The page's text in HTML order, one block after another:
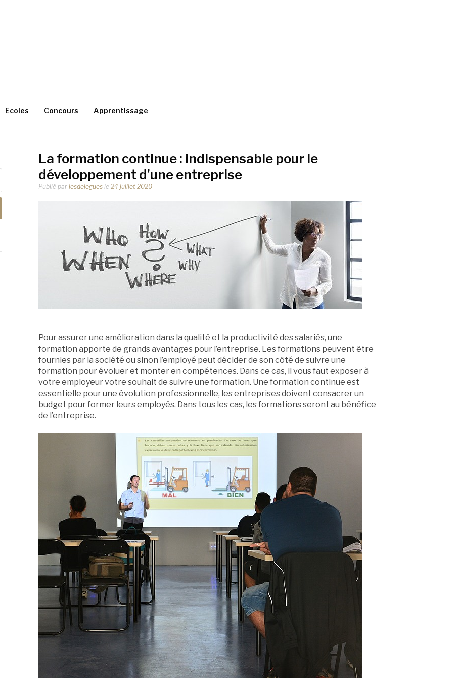
Ecoles Concours Apprentissage
La formation continue : indispensable pour le
développement d’une entreprise
Publié par lesdelegues le 24 juillet 2020
Pour assurer une amélioration dans la qualité et la productivité des salariés, une
formation apporte de grands avantages pour l’entreprise. Les formations peuvent être
fournies par la société ou sinon l’employé peut décider de son côté de suivre une
formation pour évoluer et monter en compétences. Dans ce cas, il vous faut exposer à
votre employeur votre souhait de suivre une formation. Une formation continue est
essentielle pour une évolution professionnelle, les entreprises doivent consacrer un
budget pour former leurs employés. Dans tous les cas, les formations seront au bénéfice
de l’entreprise.